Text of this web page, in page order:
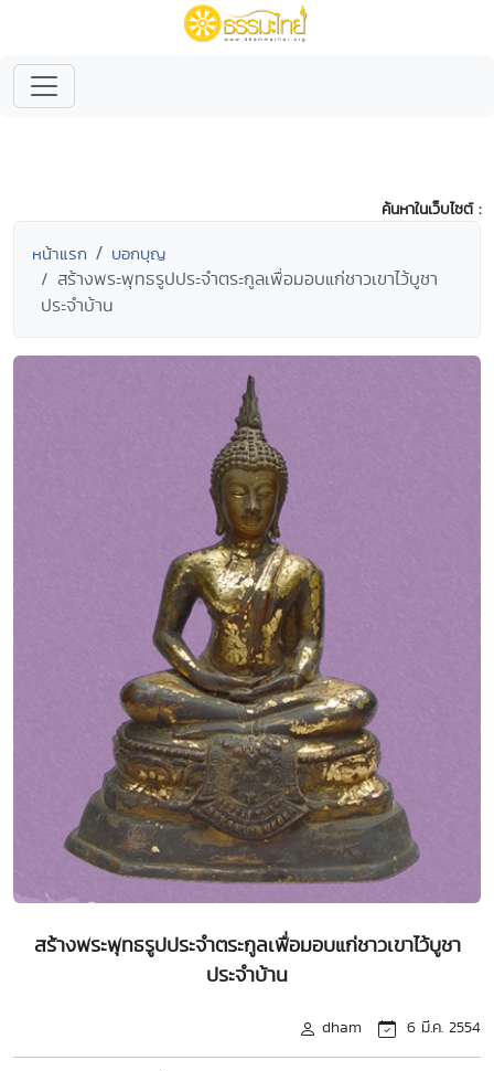
ค้นหาในเว็บไซต์ :
หน้าแรก บอกบุญ
สร้างพระพุทธรูปประจำตระกูลเพื่อมอบแก่ชาวเขาไว้บูชา
ประจำบ้าน
สร้างพระพุทธรูปประจำตระกูลเพื่อมอบแก่ชาวเขาไว้บูชา
ประจำบ้าน
dham 6 มี.ค. 2554